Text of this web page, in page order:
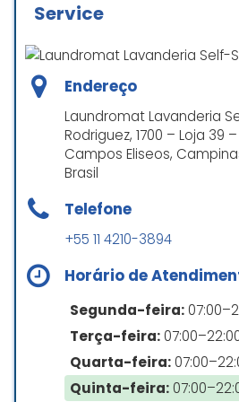
Ótimo
Lavei todo
Adorei Happy
frequência,
O Sr. Dalmo, a
funcionárias
Service
Endereço
Laundromat Lavanderia
Rodriguez, 1700 – Loja 39
Campos Eliseos,
Brasil
Telefone
+55 11 4210-3894
Horário de
Segunda-feira:
Terça-feira:
Quarta-feira:
Quinta-feira: